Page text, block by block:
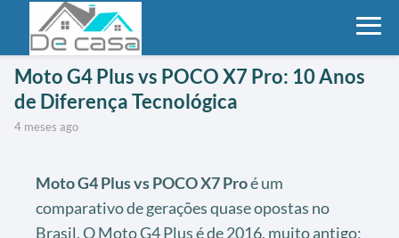
Moto G4 Plus vs POCO X7 Pro: 10 Anos
de Diferença Tecnológica
4 meses ago
Moto G4 Plus vs POCO X7 Proé um
comparativo de gerações quase opostas no
Brasil. O Moto G4 Plus é de 2016, muito antigo;